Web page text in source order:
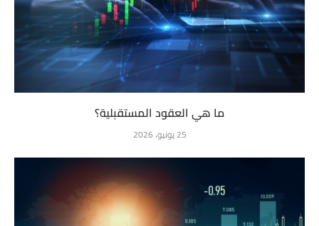
ما هي العقود المستقبلية؟
25 يونيو، 2026